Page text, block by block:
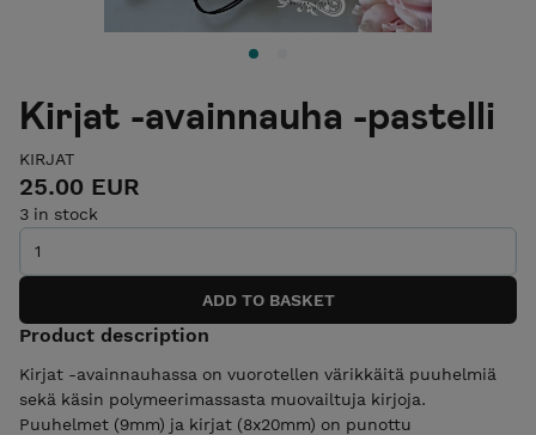
Kirjat -avainnauha -pastelli
KIRJAT
25.00 EUR
3 in stock
Product description
Kirjat -avainnauhassa on vuorotellen värikkäitä puuhelmiä
sekä käsin polymeerimassasta muovailtuja kirjoja.
Puuhelmet (9mm) ja kirjat (8x20mm) on punottu